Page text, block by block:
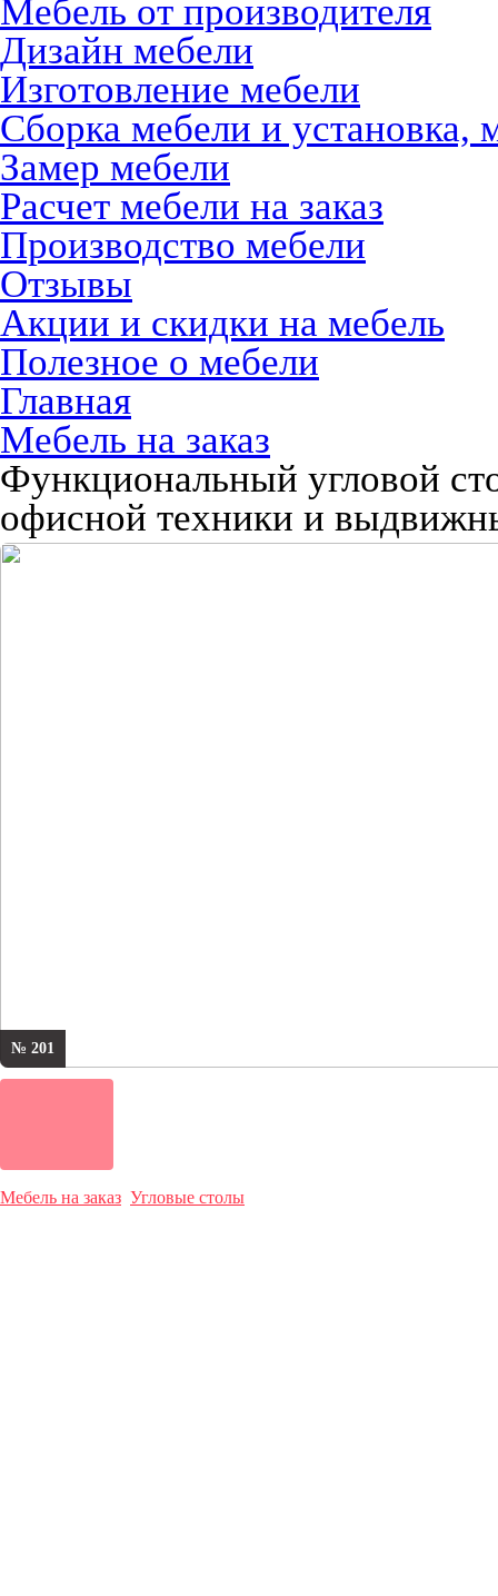
Мебель от производителя
Дизайн мебели
Изготовление мебели
Сборка мебели и установка,
Замер мебели
Расчет мебели на заказ
Производство мебели
Отзывы
Акции и скидки на мебель
Полезное о мебели
Главная
Мебель на заказ
Функциональный угловой
офисной техники и
№ 201
Мебель на заказ Угловые столы